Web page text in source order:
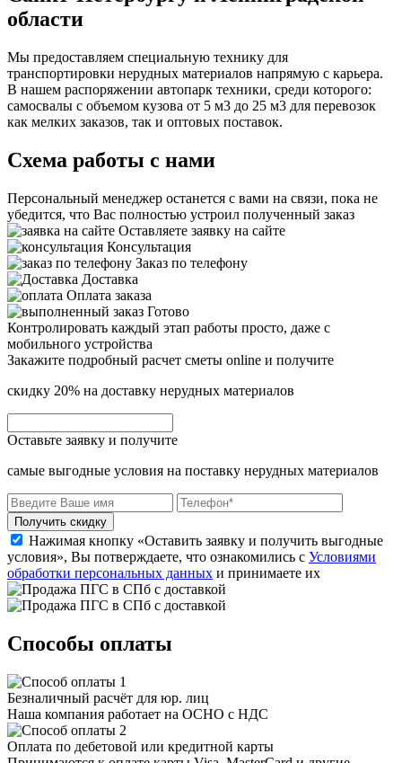
области
Мы предоставляем специальную технику для
транспортировки нерудных материалов напрямую с карьера.
В нашем распоряжении автопарк техники, среди которого:
самосвалы с объемом кузова от 5 м3 до 25 м3 для перевозок
как мелких заказов, так и оптовых поставок.
Схема работы с нами
Персональный менеджер останется с вами на связи, пока не
убедится, что Вас полностью устроил полученный заказ
Оставляете заявку на сайте
Консультация
Заказ по телефону
Доставка
Оплата заказа
Готово
Контролировать каждый этап работы просто, даже с
мобильного устройства
Закажите подробный расчет сметы online и получите
скидку 20% на доставку нерудных материалов
Оставьте заявку и получите
самые выгодные условия на поставку нерудных материалов
Получить скидку
Нажимая кнопку «Оставить заявку и получить выгодные
условия», Вы потверждаете, что ознакомились с Условиями
обработки персональных данных и принимаете их
Способы оплаты
Безналичный расчёт для юр. лиц
Наша компания работает на ОСНО с НДС
Оплата по дебетовой или кредитной карты